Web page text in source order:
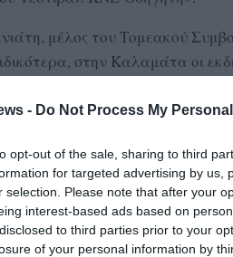
- Do Not Process My
opt-out of the sale, sharing to third
for targeted advertising by us,
selection. Please note that after your
interest-based ads based on
to third parties prior to your
of your personal information by
μέλος του Τομεακού
στην Καλαμάτα οι
Αγωγής, ενώ θα
τον Γιάννη Πρωτούλη, μέλος